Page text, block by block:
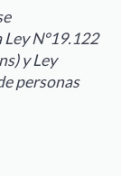
N°19.122
y Ley
personas